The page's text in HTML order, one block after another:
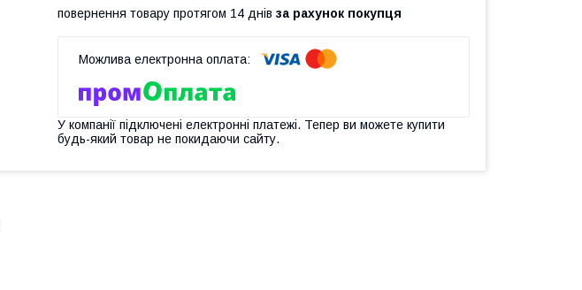
повернення товару протягом 14 днів за рахунок покупця
У компанії підключені електронні платежі. Тепер ви можете купити
будь-який товар не покидаючи сайту.